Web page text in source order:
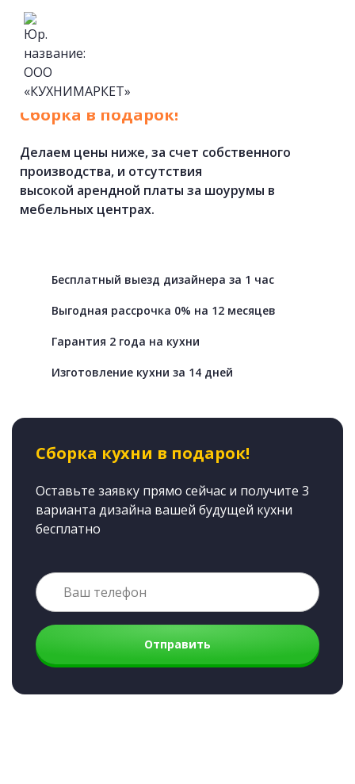
Кухни на заказ
Cборка в подарок!
Делаем цены ниже, за счет собственного
производства, и отсутствия
высокой арендной платы за шоурумы в
мебельных центрах.
Бесплатный выезд дизайнера за 1 час
Выгодная рассрочка 0% на 12 месяцев
Гарантия 2 года на кухни
Изготовление кухни за 14 дней
Сборка кухни в подарок!
Оставьте заявку прямо сейчас и получите 3
варианта дизайна вашей будущей кухни
бесплатно
Отправить